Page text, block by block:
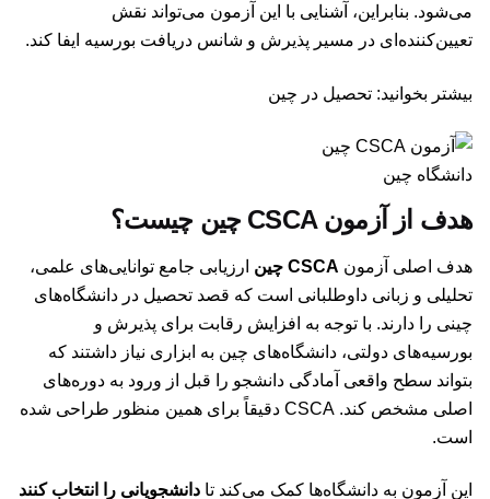
می‌شود. بنابراین، آشنایی با این آزمون می‌تواند نقش
تعیین‌کننده‌ای در مسیر پذیرش و شانس دریافت بورسیه ایفا کند.
بیشتر بخوانید: تحصیل در چین
دانشگاه چین
هدف از آزمون CSCA چین چیست؟
هدف اصلی آزمون CSCA چین
ارزیابی جامع توانایی‌های علمی،
تحلیلی و زبانی داوطلبانی است که قصد تحصیل در دانشگاه‌های
چینی را دارند. با توجه به افزایش رقابت برای پذیرش و
بورسیه‌های دولتی، دانشگاه‌های چین به ابزاری نیاز داشتند که
بتواند سطح واقعی آمادگی دانشجو را قبل از ورود به دوره‌های
اصلی مشخص کند. CSCA دقیقاً برای همین منظور طراحی شده
است.
این آزمون به دانشگاه‌ها کمک می‌کند تا دانشجویانی را انتخاب کنند